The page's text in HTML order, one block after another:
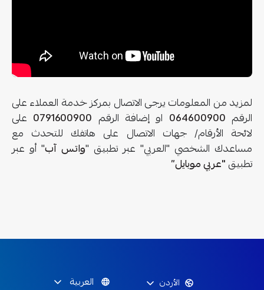
لمزيد من المعلومات يرجى الاتصال بمركز خدمة العملاء على
الرقم 064600900 او إضافة الرقم 0791600900 على
لائحة الأرقام/ جهات الاتصال على هاتفك للتحدث مع
مساعدك الشخصي "العربي" عبر تطبيق "واتس آب" أو عبر
تطبيق"عربي موبايل”
الأردن العربية